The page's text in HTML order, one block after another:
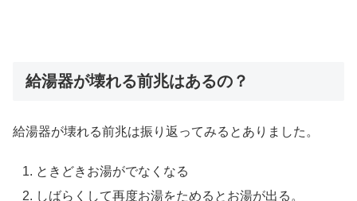
給湯器が壊れる前兆はあるの？
給湯器が壊れる前兆は振り返ってみるとありました。
ときどきお湯がでなくなる
しばらくして再度お湯をためるとお湯が出る。